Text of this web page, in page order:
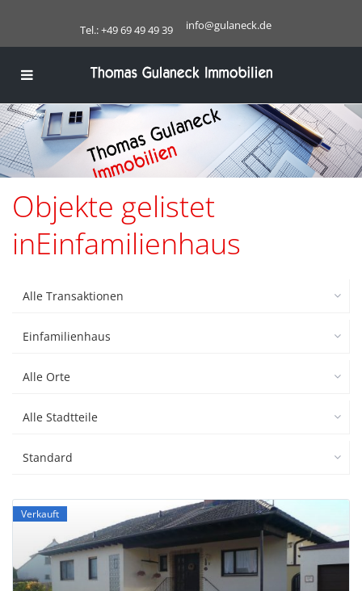
Tel.: +49 69 49 49 39 info@gulaneck.de
Objekte gelistet
inEinfamilienhaus
Alle Transaktionen
Einfamilienhaus
Alle Orte
Alle Stadtteile
Standard
Verkauft